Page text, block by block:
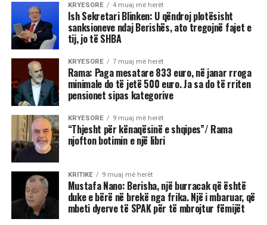
KRYESORE 4 muaj më herët
Ish Sekretari Blinken: U qëndroj plotësisht
sanksioneve ndaj Berishës, ato tregojnë fajet e
tij, jo të SHBA
KRYESORE 7 muaj më herët
Rama: Paga mesatare 833 euro, në janar rroga
minimale do të jetë 500 euro. Ja sa do të rriten
pensionet sipas kategorive
KRYESORE 9 muaj më herët
“Thjesht për kënaqësinë e shqipes”/ Rama
njofton botimin e një libri
KRITIKE 9 muaj më herët
Mustafa Nano: Berisha, një burracak që është
duke e bërë në brekë nga frika. Një i mbaruar, që
mbeti dyerve të SPAK për të mbrojtur fëmijët